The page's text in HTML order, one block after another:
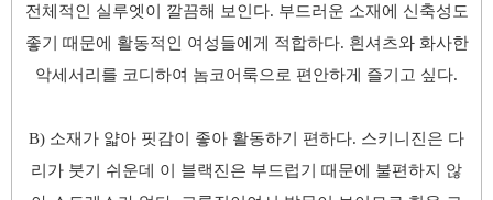
전체적인 실루엣이 깔끔해 보인다. 부드러운 소재에 신축성도
좋기 때문에 활동적인 여성들에게 적합하다. 흰셔츠와 화사한
악세서리를 코디하여 놈코어룩으로 편안하게 즐기고 싶다.
B) 소재가 얇아 핏감이 좋아 활동하기 편하다. 스키니진은 다
리가 붓기 쉬운데 이 블랙진은 부드럽기 때문에 불편하지 않